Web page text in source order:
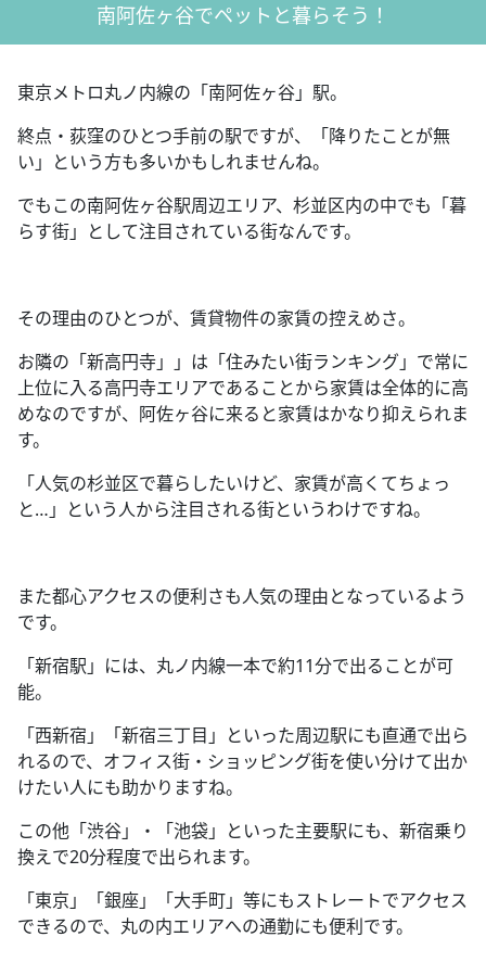
南阿佐ヶ谷でペットと暮らそう！
東京メトロ丸ノ内線の「南阿佐ヶ谷」駅。
終点・荻窪のひとつ手前の駅ですが、「降りたことが無
い」という方も多いかもしれませんね。
でもこの南阿佐ヶ谷駅周辺エリア、杉並区内の中でも「暮
らす街」として注目されている街なんです。
その理由のひとつが、賃貸物件の家賃の控えめさ。
お隣の「新高円寺」」は「住みたい街ランキング」で常に
上位に入る高円寺エリアであることから家賃は全体的に高
めなのですが、阿佐ヶ谷に来ると家賃はかなり抑えられま
す。
「人気の杉並区で暮らしたいけど、家賃が高くてちょっ
と… 」という人から注目される街というわけですね。
また都心アクセスの便利さも人気の理由となっているよう
です。
「新宿駅」には、丸ノ内線一本で約11分で出ることが可
能。
「西新宿」「新宿三丁目」といった周辺駅にも直通で出ら
れるので、オフィス街・ショッピング街を使い分けて出か
けたい人にも助かりますね。
この他「渋谷」・「池袋」といった主要駅にも、新宿乗り
換えで20分程度で出られます。
「東京」「銀座」「大手町」等にもストレートでアクセス
できるので、丸の内エリアへの通勤にも便利です。